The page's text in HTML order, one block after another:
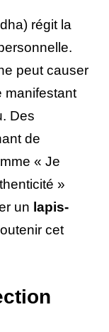
régit la
peut causer
manifestant
Des
de
« Je
»
un lapis-
cet